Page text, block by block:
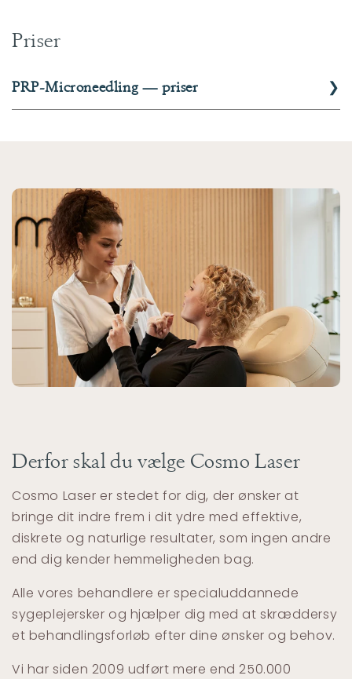
Priser
PRP-Microneedling — priser ❯
Derfor skal du vælge Cosmo Laser
Cosmo Laser er stedet for dig, der ønsker at
bringe dit indre frem i dit ydre med effektive,
diskrete og naturlige resultater, som ingen andre
end dig kender hemmeligheden bag.
Alle vores behandlere er specialuddannede
sygeplejersker og hjælper dig med at skræddersy
et behandlingsforløb efter dine ønsker og behov.
Vi har siden 2009 udført mere end 250.000